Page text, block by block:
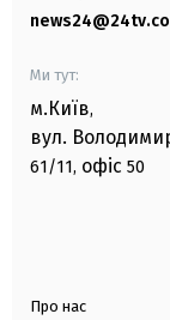
Ми тут:
м.Київ,
вул.
61/11, офіс 50
Про нас